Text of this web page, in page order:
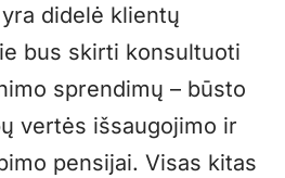
didelė klientų
bus skirti konsultuoti
sprendimų – būsto
vertės išsaugojimo ir
pensijai. Visas kitas